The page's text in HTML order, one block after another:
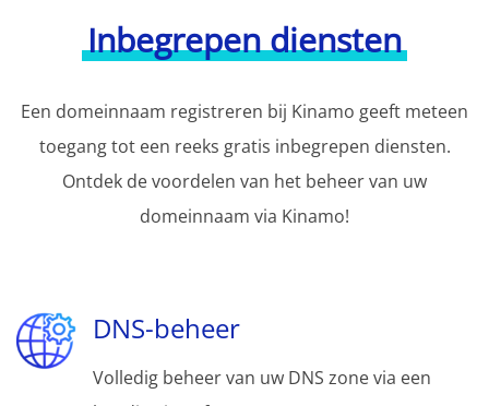
Inbegrepen diensten
Een domeinnaam registreren bij Kinamo geeft meteen
toegang tot een reeks gratis inbegrepen diensten.
Ontdek de voordelen van het beheer van uw
domeinnaam via Kinamo!
DNS-beheer
Volledig beheer van uw DNS zone via een